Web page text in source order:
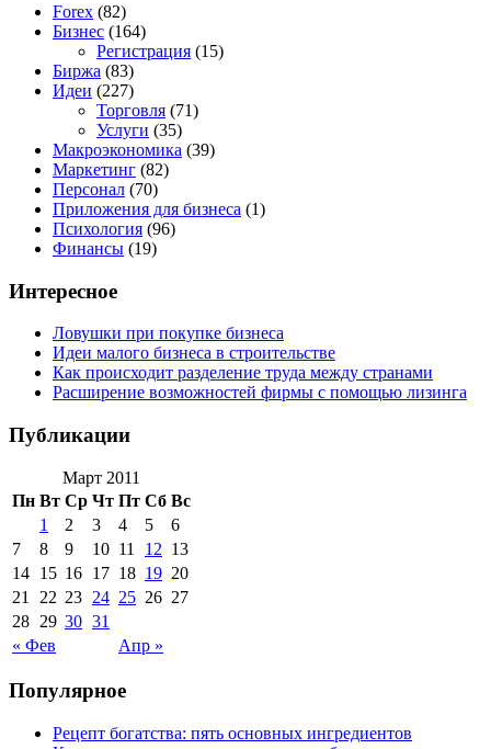
Forex (82)
Бизнес (164)
Регистрация (15)
Биржа (83)
Идеи (227)
Торговля (71)
Услуги (35)
Макроэкономика (39)
Маркетинг (82)
Персонал (70)
Приложения для бизнеса (1)
Психология (96)
Финансы (19)
Интересное
Ловушки при покупке бизнеса
Идеи малого бизнеса в строительстве
Как происходит разделение труда между странами
Расширение возможностей фирмы с помощью лизинга
Публикации
Март 2011
Пн Вт Ср Чт Пт Сб Вс
« Фев Апр »
1 2 3 4 5
6
7
8 9 10 11 12 13
14 15 16 17 18 19 20
21
22 23 24 25 26 27
28 29 30 31
Популярное
Рецепт богатства: пять основных ингредиентов